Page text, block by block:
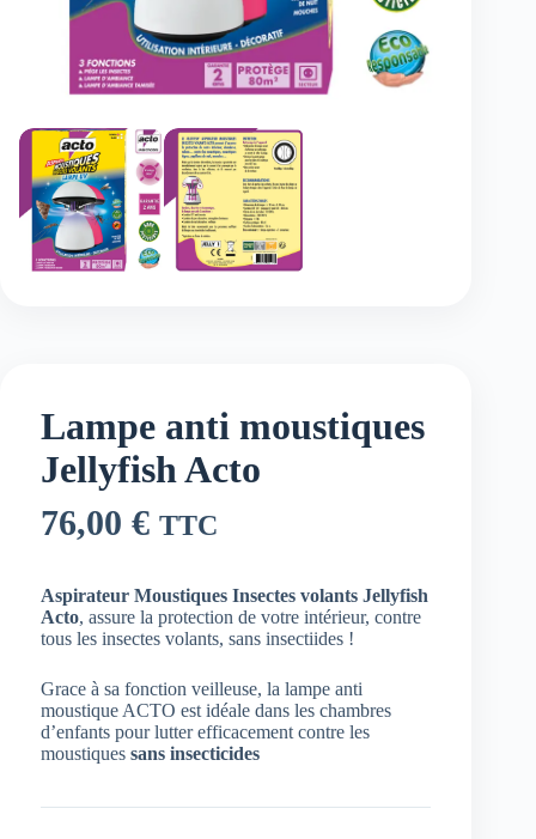
Lampe anti moustiques
Jellyfish Acto
76,00 € TTC
Aspirateur Moustiques Insectes volants Jellyfish
Acto, assure la protection de votre intérieur, contre
tous les insectes volants, sans insectiides !
Grace à sa fonction veilleuse, la lampe anti
moustique ACTO est idéale dans les chambres
d’enfants pour lutter efficacement contre les
moustiques sans insecticides